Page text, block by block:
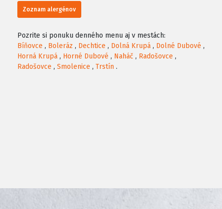
Zoznam alergénov
Pozrite si ponuku denného menu aj v mestách:
Bíňovce , Boleráz , Dechtice , Dolná Krupá , Dolné Dubové ,
Horná Krupá , Horné Dubové , Naháč , Radošovce ,
Radošovce , Smolenice , Trstín .